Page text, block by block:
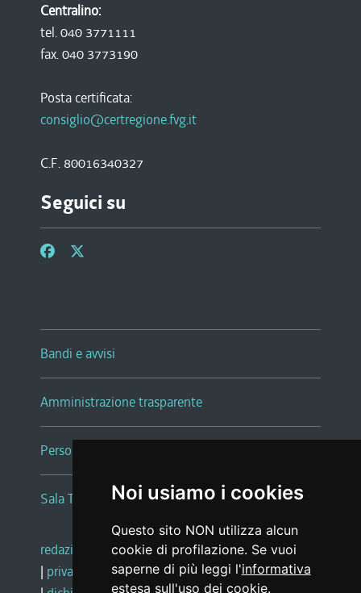
Noi usiamo i cookies
Questo sito NON utilizza alcun
cookie di profilazione. Se vuoi
saperne di più leggi l'informativa
estesa sull'uso dei cookie.
Centralino:
tel. 040 3771111
fax. 040 3773190
Posta certificata:
consiglio@certregione.fvg.it
C.F. 80016340327
Seguici su
Bandi e avvisi
Amministrazione trasparente
Persone e Uffici
Sala Tiziano Tessitori
redazione web |note legali |glossario
| privacy
social media policy